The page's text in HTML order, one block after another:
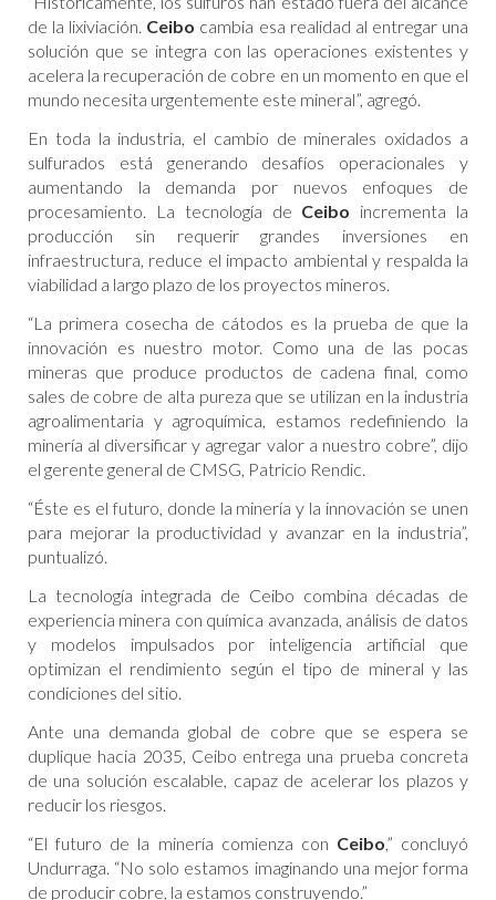
de la lixiviación. Ceibo cambia esa realidad al entregar una
solución que se integra con las operaciones existentes y
acelera la recuperación de cobre en un momento en que el
mundo necesita urgentemente este mineral”, agregó.
En toda la industria, el cambio de minerales oxidados a
sulfurados está generando desafíos operacionales y
aumentando la demanda por nuevos enfoques de
procesamiento. La tecnología de Ceibo incrementa la
producción sin requerir grandes inversiones en
infraestructura, reduce el impacto ambiental y respalda la
viabilidad a largo plazo de los proyectos mineros.
“La primera cosecha de cátodos es la prueba de que la
innovación es nuestro motor. Como una de las pocas
mineras que produce productos de cadena final, como
sales de cobre de alta pureza que se utilizan en la industria
agroalimentaria y agroquímica, estamos redefiniendo la
minería al diversificar y agregar valor a nuestro cobre”, dijo
el gerente general de CMSG, Patricio Rendic.
“Éste es el futuro, donde la minería y la innovación se unen
para mejorar la productividad y avanzar en la industria”,
puntualizó.
La tecnología integrada de Ceibo combina décadas de
experiencia minera con química avanzada, análisis de datos
y modelos impulsados por inteligencia artificial que
optimizan el rendimiento según el tipo de mineral y las
condiciones del sitio.
Ante una demanda global de cobre que se espera se
duplique hacia 2035, Ceibo entrega una prueba concreta
de una solución escalable, capaz de acelerar los plazos y
reducir los riesgos.
“El futuro de la minería comienza con Ceibo,” concluyó
Undurraga. “No solo estamos imaginando una mejor forma
de producir cobre, la estamos construyendo.”